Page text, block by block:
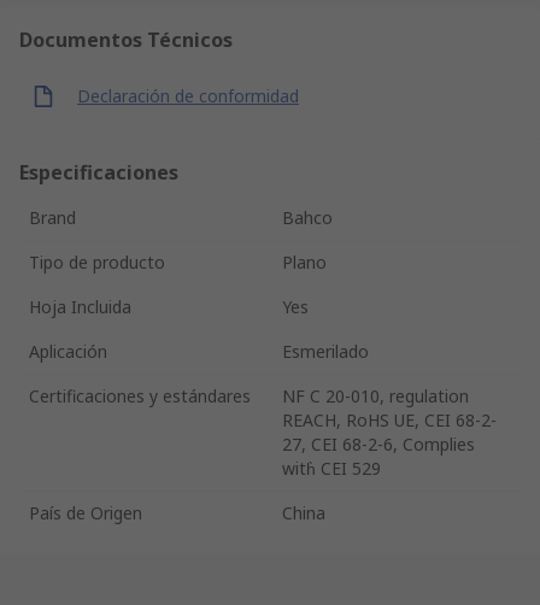
Documentos Técnicos
Declaración de conformidad
Especificaciones
Brand
Bahco
Tipo de producto
Plano
Hoja Incluida
Yes
Aplicación
Esmerilado
Certificaciones y estándares
NF C 20-010, regulation
REACH, RoHS UE, CEI 68-2-
27, CEI 68-2-6, Complies
with̀ CEI 529
País de Origen
China